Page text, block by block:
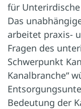
für
Das
arbeitet praxis-
Fragen des
Schwerpunkt
Kanalbranche“
Bedeutung der